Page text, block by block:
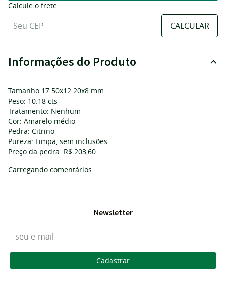
Calcule o frete:
Informações do Produto
Tamanho:17.50x12.20x8 mm
Peso: 10.18 cts
Tratamento: Nenhum
Cor: Amarelo médio
Pedra: Citrino
Pureza: Limpa, sem inclusões
Preço da pedra: R$ 203,60
Carregando comentários ...
Newsletter
Cadastrar